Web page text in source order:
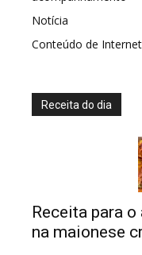
Notícia
Conteúdo de Internet
Receita do dia
Receita para
na maionese